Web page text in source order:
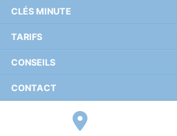
CLÉS MINUTE
TARIFS
CONSEILS
CONTACT